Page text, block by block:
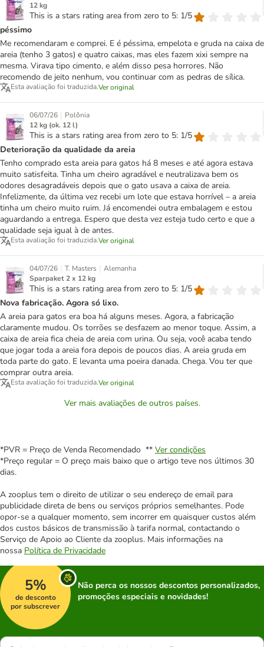
12 kg
This is a stars rating area from zero to 5: 1/5
péssimo
Me recomendaram e comprei. E é péssima, empelota e gruda na caixa de
areia (tenho 3 gatos) e quatro caixas, mas eles fazem xixi sempre na
mesma. Virava tipo cimento, e além disso pesa horrores. Não
recomendo de jeito nenhum, vou continuar com as pedras de sílica.
Esta avaliação foi traduzida.Ver original
06/07/26 | Polônia
12 kg (ok. 12 l)
This is a stars rating area from zero to 5: 1/5
Deterioração da qualidade da areia
Tenho comprado esta areia para gatos há 8 meses e até agora estava
muito satisfeita. Tinha um cheiro agradável e neutralizava bem os
odores desagradáveis depois que o gato usava a caixa de areia.
Infelizmente, da última vez recebi um lote que estava horrível – a areia
tinha um cheiro muito ruim. Já encomendei outra embalagem e estou
aguardando a entrega. Espero que desta vez esteja tudo certo e que a
qualidade seja igual à de antes.
Esta avaliação foi traduzida.Ver original
04/07/26 | T. Masters | Alemanha
Sparpaket 2 x 12 kg
This is a stars rating area from zero to 5: 1/5
Nova fabricação. Agora só lixo.
A areia para gatos era boa há alguns meses. Agora, a fabricação
claramente mudou. Os torrões se desfazem ao menor toque. Assim, a
caixa de areia fica cheia de areia com urina. Ou seja, você acaba tendo
que jogar toda a areia fora depois de poucos dias. A areia gruda em
toda parte do gato. E levanta uma poeira danada. Chega. Vou ter que
comprar outra areia.
Esta avaliação foi traduzida.Ver original
Ver mais avaliações de outros países.
*PVR = Preço de Venda Recomendado ** Ver condições
*Preço regular = O preço mais baixo que o artigo teve nos últimos 30
dias.
A zooplus tem o direito de utilizar o seu endereço de email para
publicidade direta de bens ou serviços próprios semelhantes. Pode
opor-se a qualquer momento, sem incorrer em quaisquer custos além
dos custos básicos de transmissão à tarifa normal, contactando o
Serviço de Apoio ao Cliente da zooplus. Mais informações na
nossa Política de Privacidade
5%
de desconto
por subscrever
Não perca os nossos descontos personalizados,
promoções especiais e novidades!